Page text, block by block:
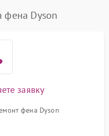
₽ Подробнее →
₽ Подробнее →
фена Dyson
заявку
фена Dyson